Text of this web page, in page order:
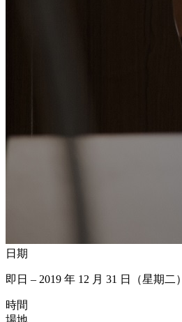
日期
即日 – 2019 年 12 月 31 日（星期二）
時間
場地